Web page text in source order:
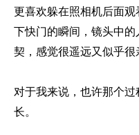
更喜欢躲在照相机后面
下快门的瞬间，镜头中
契，感觉很遥远又似乎很
对于我来说，也许那个
长。